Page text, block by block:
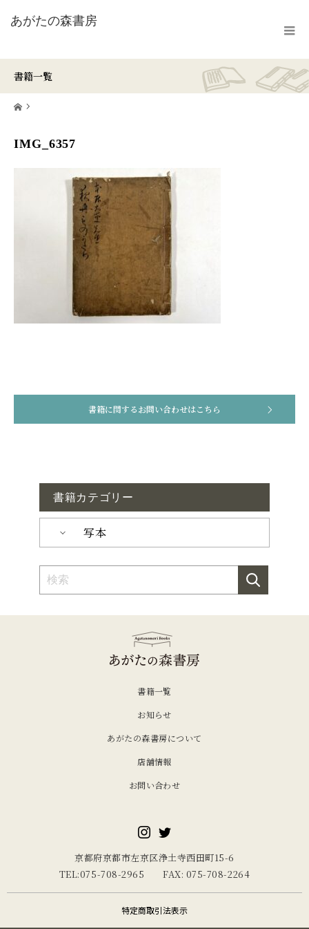
書籍一覧
ホーム
IMG_6357
書籍に関するお問い合わせはこちら
書籍カテゴリー
写本
書籍一覧
お知らせ
あがたの森書房について
店舗情報
お問い合わせ
京都府京都市左京区浄土寺西田町15-6
TEL:075-708-2965 FAX: 075-708-2264
特定商取引法表示